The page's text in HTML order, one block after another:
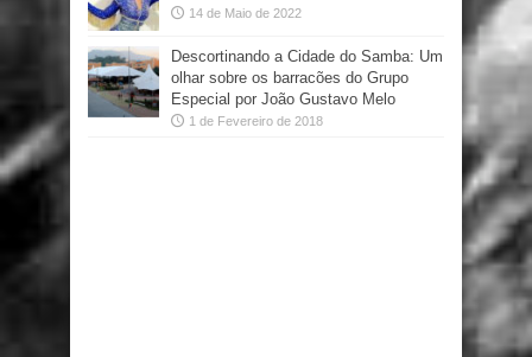
14 de Maio de 2022
Descortinando a Cidade do Samba: Um
olhar sobre os barracões do Grupo
Especial por João Gustavo Melo
1 de Fevereiro de 2018